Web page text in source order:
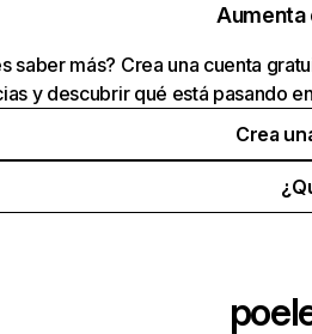
Aumenta
saber más? Crea una cuenta
y descubrir qué está pasando
Crea